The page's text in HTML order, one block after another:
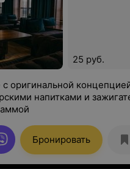
25 руб.
оригинальной
напитками и
Бронировать